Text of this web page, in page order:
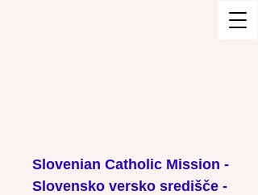
Slovenian Catholic Mission -
Slovensko versko središče -